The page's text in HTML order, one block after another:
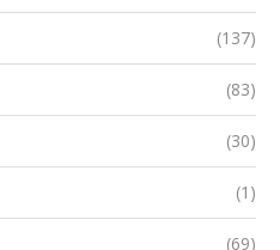
(137)
(83)
(30)
(1)
(69)